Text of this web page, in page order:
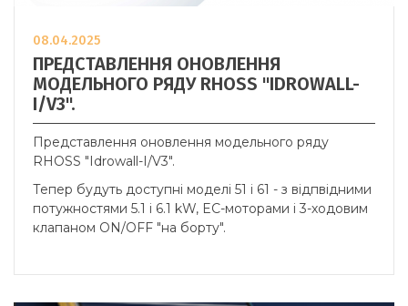
08.04.2025
ПРЕДСТАВЛЕННЯ ОНОВЛЕННЯ
МОДЕЛЬНОГО РЯДУ RHOSS "IDROWALL-
I/V3".
Представлення оновлення модельного ряду
RHOSS "Idrowall-I/V3".
Тепер будуть доступні моделі 51 і 61 - з відпвідними
потужностями 5.1 і 6.1 kW, EC-моторами і 3-ходовим
клапаном ON/OFF "на борту".